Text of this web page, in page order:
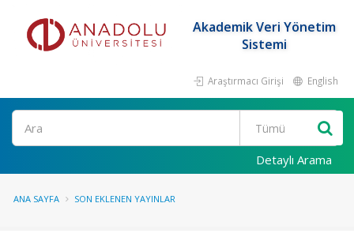
Akademik Veri Yönetim
Sistemi
Araştırmacı Girişi English
Ara
Detaylı Arama
ANA SAYFA SON EKLENEN YAYINLAR